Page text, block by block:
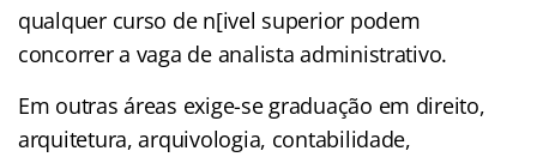
qualquer curso de n[ivel superior podem
concorrer a vaga de analista administrativo.
Em outras áreas exige-se graduação em direito,
arquitetura, arquivologia, contabilidade,